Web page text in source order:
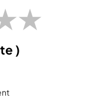
★
)